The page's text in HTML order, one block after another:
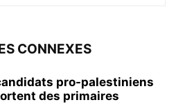
CONNEXES
pro-palestiniens
des primaires